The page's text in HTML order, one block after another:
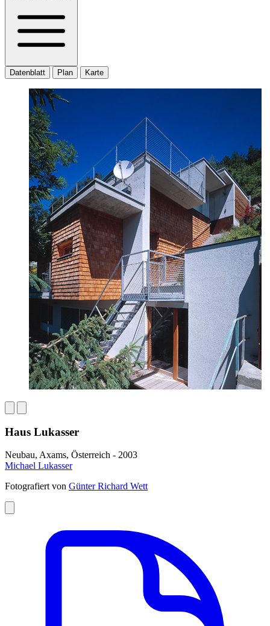
Datenblatt Plan Karte
Haus Lukasser
Neubau, Axams, Österreich - 2003
Michael Lukasser
Fotografiert von Günter Richard Wett